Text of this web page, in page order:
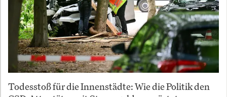
Todesstoß für die Innenstädte: Wie die Politik den